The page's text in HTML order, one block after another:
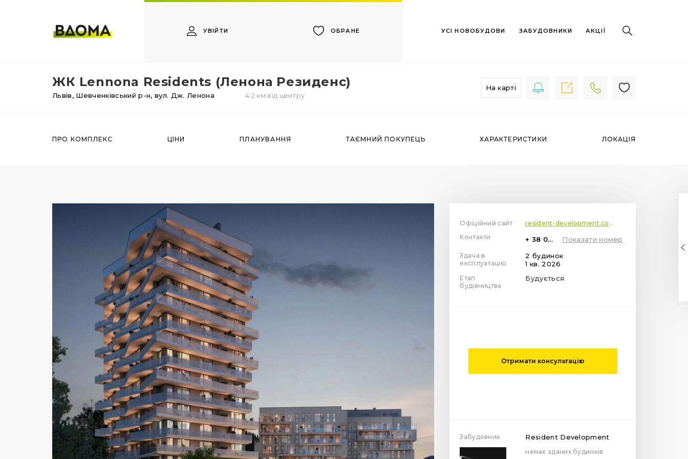
УВІЙТИ ОБРАНЕ УСІ НОВОБУДОВИ ЗАБУДОВНИКИ АКЦІЇ
ЖК Lennona Residents (Ленона Резиденс)
Львів, Шевченківський р-н, вул. Дж. Ленона 4.2 км від центру
На карті
ПРО КОМПЛЕКС ЦІНИ ПЛАНУВАННЯ ТАЄМНИЙ ПОКУПЕЦЬ ХАРАКТЕРИСТИКИ ЛОКАЦІЯ
Офіційний сайт
resident-development.com
Контакти
+ 38 099 78 78 287 Показати номер
Здача в
експлуатацію
2 будинок
1 кв. 2026
Етап
будівництва
Будується
Отримати консультацію
Забудовник Resident Development
немає зданих будинків